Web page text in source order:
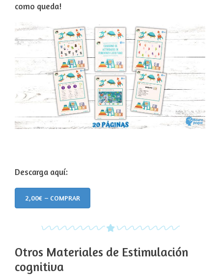
como queda!
Descarga aquí:
2,00€ – COMPRAR
Otros Materiales de Estimulación
cognitiva